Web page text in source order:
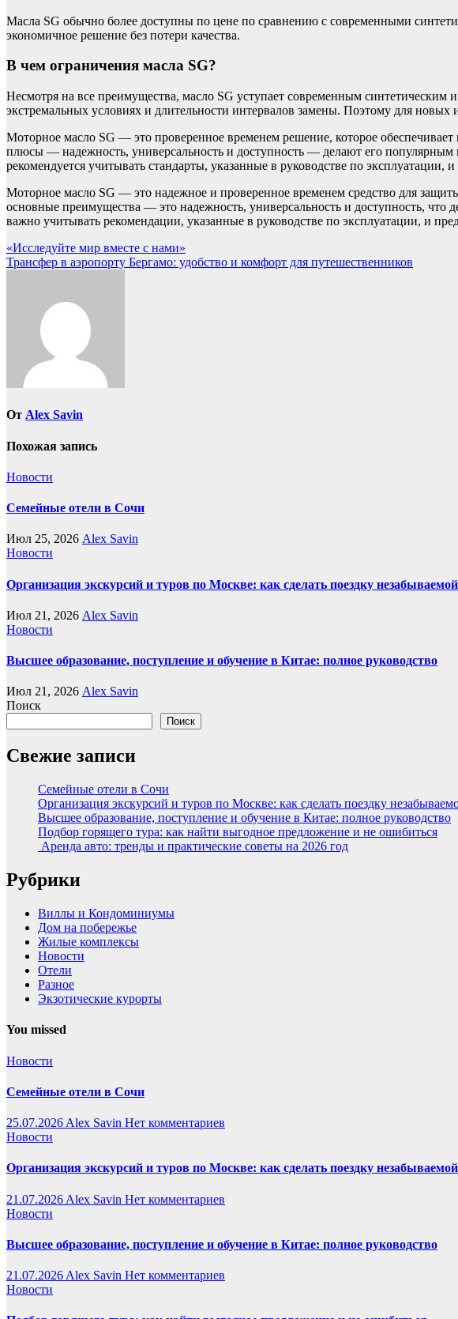
Масла SG обычно более доступны по цене по сравнению с современными
экономичное решение без потери качества.
В чем ограничения масла SG?
Несмотря на все преимущества, масло SG уступает современным
экстремальных условиях и длительности интервалов замены. Поэтому для новых
Моторное масло SG — это проверенное временем решение, которое
плюсы — надежность, универсальность и доступность — делают его
рекомендуется учитывать стандарты, указанные в руководстве по эксплуатации,
Моторное масло SG — это надежное и проверенное временем средство для
основные преимущества — это надежность, универсальность и доступность,
важно учитывать рекомендации, указанные в руководстве по эксплуатации, и
Навигация
по
«Исследуйте мир вместе с нами»
Трансфер в аэропорту Бергамо: удобство и комфорт для путешественников
От Alex Savin
Похожая запись
Новости
Семейные отели в Сочи
Июл 25, 2026 Alex Savin
Новости
Организация экскурсий и туров по Москве: как сделать поездку незабываемой
Июл 21, 2026 Alex Savin
Новости
Высшее образование, поступление и обучение в Китае: полное руководство
Июл 21, 2026 Alex Savin
Поиск
Поиск
Свежие записи
Семейные отели в Сочи
Организация экскурсий и туров по Москве: как сделать поездку
Высшее образование, поступление и обучение в Китае: полное руководство
Подбор горящего тура: как найти выгодное предложение и не ошибиться
Аренда авто: тренды и практические советы на 2026 год
Рубрики
Виллы и Кондоминиумы
Дом на побережье
Жилые комплексы
Новости
Отели
Разное
Экзотические курорты
You missed
Новости
Семейные отели в Сочи
25.07.2026 Alex Savin Нет комментариев
Новости
Организация экскурсий и туров по Москве: как сделать поездку незабываемой
21.07.2026 Alex Savin Нет комментариев
Новости
Высшее образование, поступление и обучение в Китае: полное руководство
21.07.2026 Alex Savin Нет комментариев
Новости